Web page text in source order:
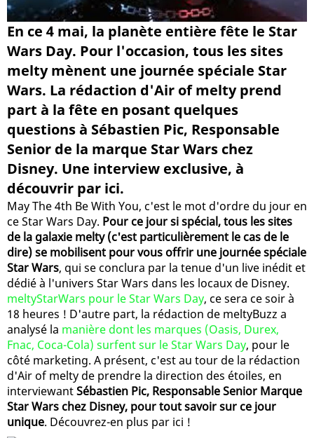
En ce 4 mai, la planète entière fête le Star
Wars Day. Pour l'occasion, tous les sites
melty mènent une journée spéciale Star
Wars. La rédaction d'Air of melty prend
part à la fête en posant quelques
questions à Sébastien Pic, Responsable
Senior de la marque Star Wars chez
Disney. Une interview exclusive, à
découvrir par ici.
May The 4th Be With You, c'est le mot d'ordre du jour en
ce Star Wars Day. Pour ce jour si spécial, tous les sites
de la galaxie melty (c'est particulièrement le cas de le
dire) se mobilisent pour vous offrir une journée spéciale
Star Wars, qui se conclura par la tenue d'un live inédit et
dédié à l'univers Star Wars dans les locaux de Disney.
meltyStarWars pour le Star Wars Day, ce sera ce soir à
18 heures ! D'autre part, la rédaction de meltyBuzz a
analysé la manière dont les marques (Oasis, Durex,
Fnac, Coca-Cola) surfent sur le Star Wars Day, pour le
côté marketing. A présent, c'est au tour de la rédaction
d'Air of melty de prendre la direction des étoiles, en
interviewantSébastien Pic, Responsable Senior Marque
Star Wars chez Disney, pour tout savoir sur ce jour
unique. Découvrez-en plus par ici !